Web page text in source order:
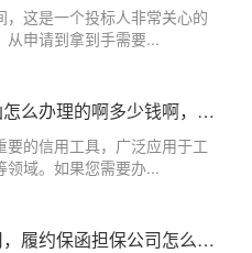
这是一个投标人非常关心的
从申请到拿到手需要...
【问答】成都担保公司保函怎么办理的啊多少钱啊，成都办理保函的担保公司
的信用工具，广泛应用于工
领域。如果您需要办...
【问答】履约保函担保公司，履约保函担保公司怎么办理